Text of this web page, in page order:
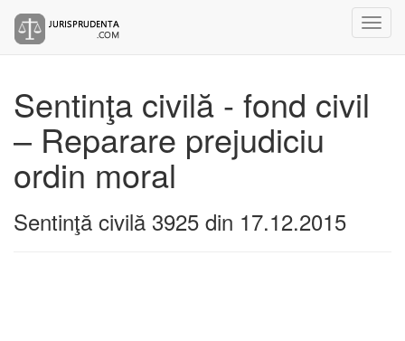
Sentinţa civilă - fond civil
– Reparare prejudiciu
ordin moral
Sentinţă civilă 3925 din 17.12.2015